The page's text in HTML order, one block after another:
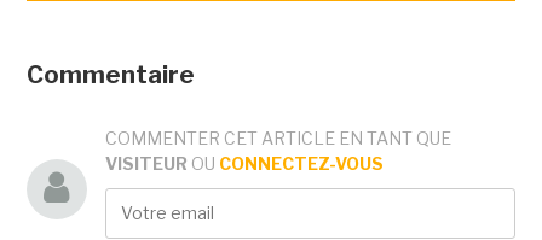
Commentaire
COMMENTER CET ARTICLE EN TANT QUE
VISITEUR OU CONNECTEZ-VOUS